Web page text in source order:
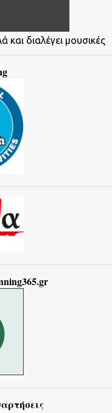
και διαλέγει μουσικές